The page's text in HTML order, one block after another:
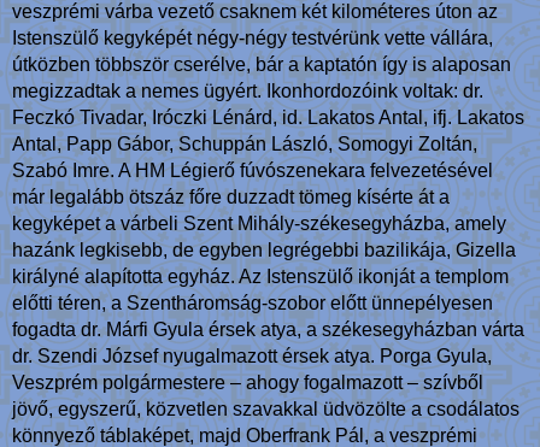
veszprémi várba vezető csaknem két kilométeres úton az
Istenszülő kegyképét négy-négy testvérünk vette vállára,
útközben többször cserélve, bár a kaptatón így is alaposan
megizzadtak a nemes ügyért. Ikonhordozóink voltak: dr.
Feczkó Tivadar, Iróczki Lénárd, id. Lakatos Antal, ifj. Lakatos
Antal, Papp Gábor, Schuppán László, Somogyi Zoltán,
Szabó Imre. A HM Légierő fúvószenekara felvezetésével
már legalább ötszáz főre duzzadt tömeg kísérte át a
kegyképet a várbeli Szent Mihály-székesegyházba, amely
hazánk legkisebb, de egyben legrégebbi bazilikája, Gizella
királyné alapította egyház. Az Istenszülő ikonját a templom
előtti téren, a Szentháromság-szobor előtt ünnepélyesen
fogadta dr. Márfi Gyula érsek atya, a székesegyházban várta
dr. Szendi József nyugalmazott érsek atya. Porga Gyula,
Veszprém polgármestere – ahogy fogalmazott – szívből
jövő, egyszerű, közvetlen szavakkal üdvözölte a csodálatos
könnyező táblaképet, majd Oberfrank Pál, a veszprémi